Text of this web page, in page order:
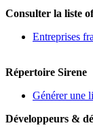
Consulter la liste
Entreprises
Répertoire Sirene
Générer une
Développeurs &